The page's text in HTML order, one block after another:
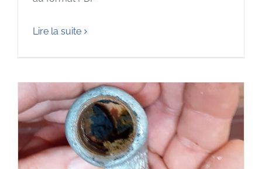
Lire la suite